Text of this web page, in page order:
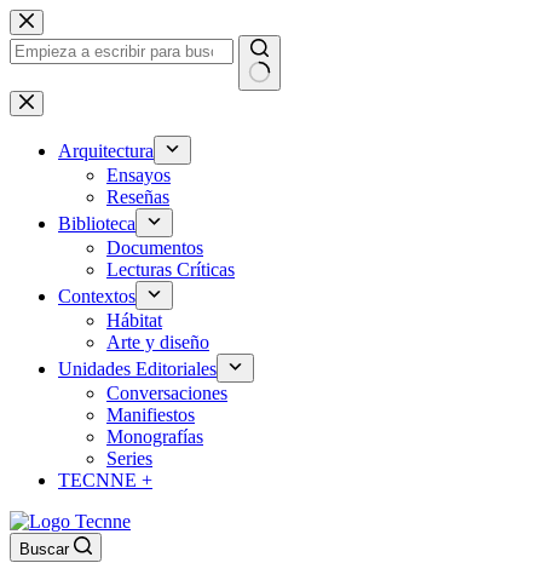
Saltar
al
contenido
Sin
resultados
Arquitectura
Ensayos
Reseñas
Biblioteca
Documentos
Lecturas Críticas
Contextos
Hábitat
Arte y diseño
Unidades Editoriales
Conversaciones
Manifiestos
Monografías
Series
TECNNE +
Buscar